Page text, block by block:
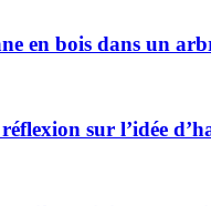
en bois dans un
sur l’idée